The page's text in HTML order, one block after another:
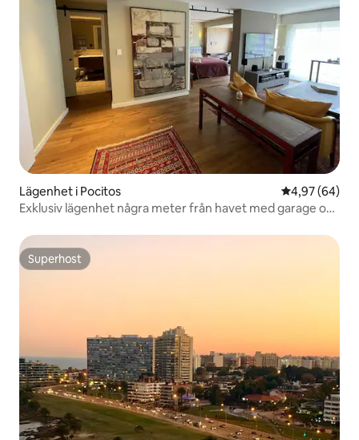
Lägenhet i Pocitos 4,97 av 5 i
4,97 (64)
Exklusiv lägenhet några meter från havet med garage och
Superhost
Superhost